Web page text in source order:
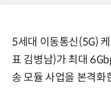
5세대 이동통신(5G)
표 김병남)가 최대
송 모듈 사업을 본격화